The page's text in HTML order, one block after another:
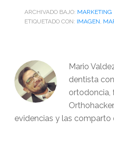
ARCHIVADO BAJO: MARKETING
ETIQUETADO CON: IMAGEN
Mario
dentista
ortodoncia,
evidencias y las comparto